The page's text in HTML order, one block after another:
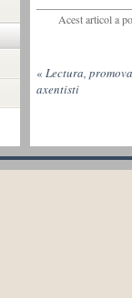
Acest articol a
« Lectura,
axentisti